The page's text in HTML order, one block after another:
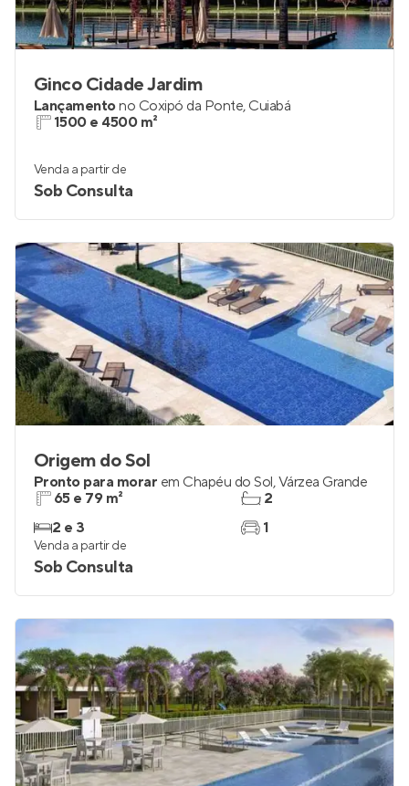
Ginco Cidade Jardim
Lançamentono Coxipó da Ponte, Cuiabá
1500 e 4500 m²
Venda a partir de
Sob Consulta
Origem do Sol
Pronto para morar em Chapéu do Sol,Várzea Grande
65 e 79 m²
2 e 3
2
1
Venda a partir de
Sob Consulta